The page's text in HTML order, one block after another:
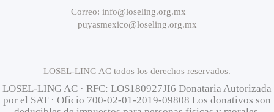
Correo: info@loseling.org.mx
puyasmexico@loseling.org.mx
LOSEL-LING AC todos los derechos reservados.
LOSEL-LING AC · RFC: LOS180927JI6 Donataria Autorizada
por el SAT · Oficio 700-02-01-2019-09808 Los donativos son